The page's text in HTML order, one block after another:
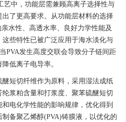
艺中，功能层需兼顾高离子选择性与
了更高要求。从功能层材料的选择
水性、高透水率、良好力学性能及
些特性已被广泛应用于海水淡化与
PVA发生高度交联会导致分子链间距
低离子电导率。
短切纤维作为原料，采用湿法成纸
浆粕含量和打浆度、聚苯硫醚短切
电化学性能的影响规律，优化得到
备聚乙烯醇(PVA)铸膜液，以优化的